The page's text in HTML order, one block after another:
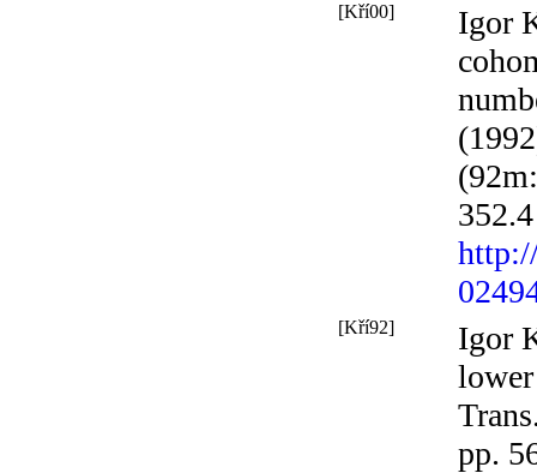
[Kří00]
Igor
[Kří92]
Igor
pp.